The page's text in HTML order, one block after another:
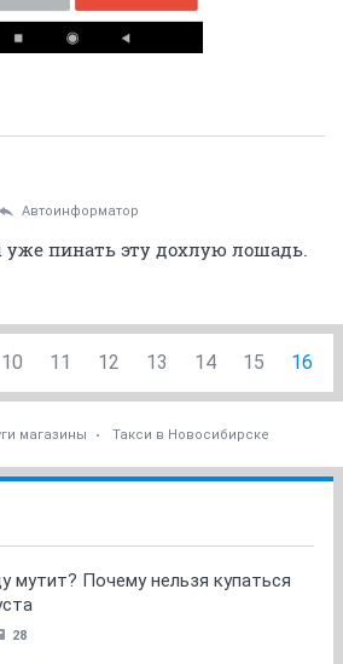
Автоинформатор
пинать эту дохлую лошадь.
10 11 12 13 14 15 16
магазины Такси в Новосибирске
мутит? Почему нельзя купаться
28